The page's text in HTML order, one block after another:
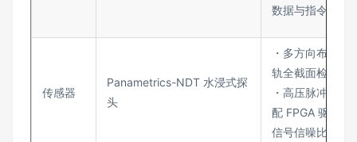
数据与指令并行
传感器
Panametrics-NDT 水浸式探
头
・多方向布置设
轨全截面检测
・高压脉冲激励
配 FPGA 驱动电
信号信噪比高